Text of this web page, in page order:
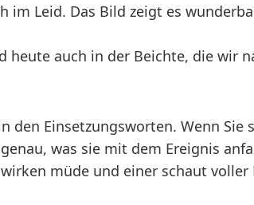
im Leid. Das Bild zeigt es
heute auch in der Beichte, die wir
den Einsetzungsworten. Wenn Sie
was sie mit dem Ereignis
müde und einer schaut voller